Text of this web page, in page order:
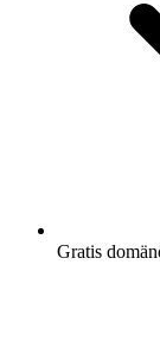
Gratis